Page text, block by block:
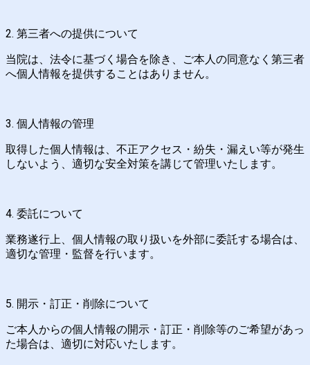
2. 第三者への提供について
当院は、法令に基づく場合を除き、ご本人の同意なく第三者
へ個人情報を提供することはありません。
3. 個人情報の管理
取得した個人情報は、不正アクセス・紛失・漏えい等が発生
しないよう、適切な安全対策を講じて管理いたします。
4. 委託について
業務遂行上、個人情報の取り扱いを外部に委託する場合は、
適切な管理・監督を行います。
5. 開示・訂正・削除について
ご本人からの個人情報の開示・訂正・削除等のご希望があっ
た場合は、適切に対応いたします。